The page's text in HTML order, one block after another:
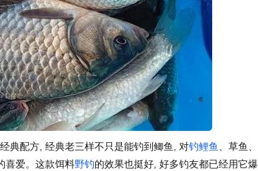
典配方, 经典老三样不只是能钓到鲫鱼, 对钓鲤鱼
、草鱼、
喜爱。这款饵料野钓的效果也挺好, 好多钓友都已经用它爆